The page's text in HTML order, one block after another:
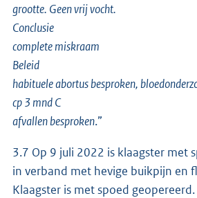
grootte. Geen vrij vocht.
Conclusie
complete miskraam
Beleid
habituele abortus besproken,
cp 3 mnd C
afvallen besproken.”
3.7 Op 9 juli 2022 is klaagster met
in verband met hevige buikpijn en
Klaagster is met spoed